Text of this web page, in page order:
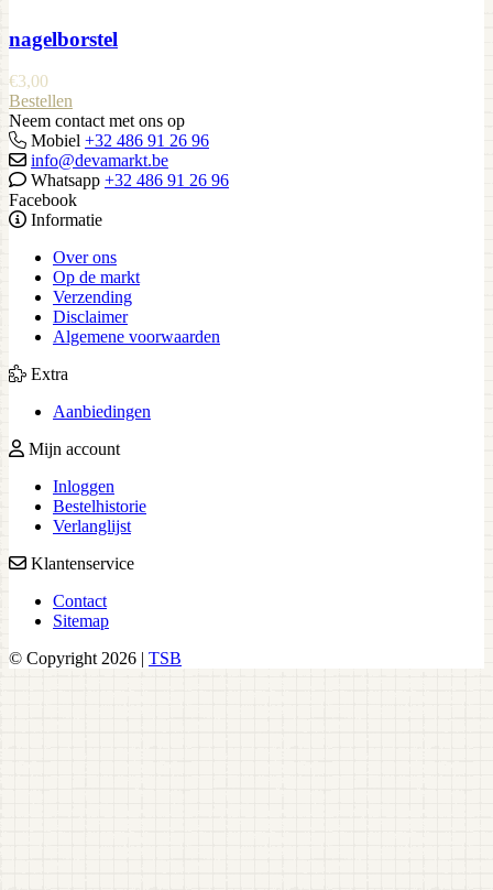
nagelborstel
€3,00
Bestellen
Neem contact met ons op
Mobiel +32 486 91 26 96
info@devamarkt.be
Whatsapp +32 486 91 26 96
Facebook
Informatie
Over ons
Op de markt
Verzending
Disclaimer
Algemene voorwaarden
Extra
Aanbiedingen
Mijn account
Inloggen
Bestelhistorie
Verlanglijst
Klantenservice
Contact
Sitemap
© Copyright 2026 | TSB